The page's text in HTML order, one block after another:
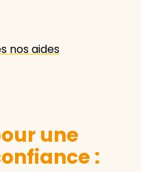
nos aides
une
: